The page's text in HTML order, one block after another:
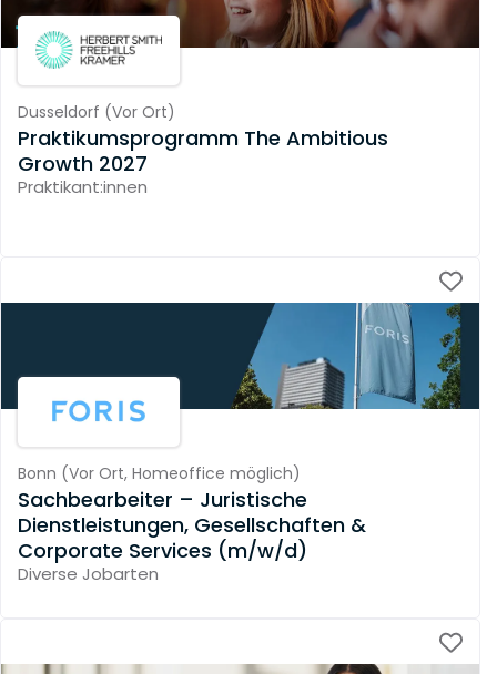
Dusseldorf (Vor Ort)
Praktikumsprogramm The Ambitious
Growth 2027
Praktikant:innen
Bonn (Vor Ort, Homeoffice möglich)
Sachbearbeiter – Juristische
Dienstleistungen, Gesellschaften &
Corporate Services (m/w/d)
Diverse Jobarten